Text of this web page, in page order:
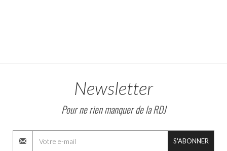
Newsletter
Pour ne rien manquer de la RDJ
S'ABONNER